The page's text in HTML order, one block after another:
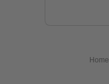
Home